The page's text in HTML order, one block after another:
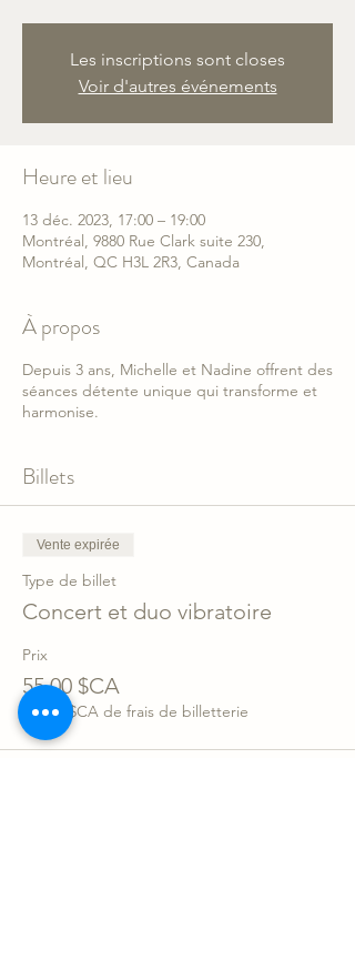
Les inscriptions sont closes
Voir d'autres événements
Heure et lieu
13 déc. 2023, 17:00 – 19:00
Montréal, 9880 Rue Clark suite 230,
Montréal, QC H3L 2R3, Canada
À propos
Depuis 3 ans, Michelle et Nadine offrent des
séances détente unique qui transforme et
harmonise.
Billets
Vente expirée
Type de billet
Concert et duo vibratoire
Prix
55,00 $CA
+ 1,38 $CA de frais de billetterie